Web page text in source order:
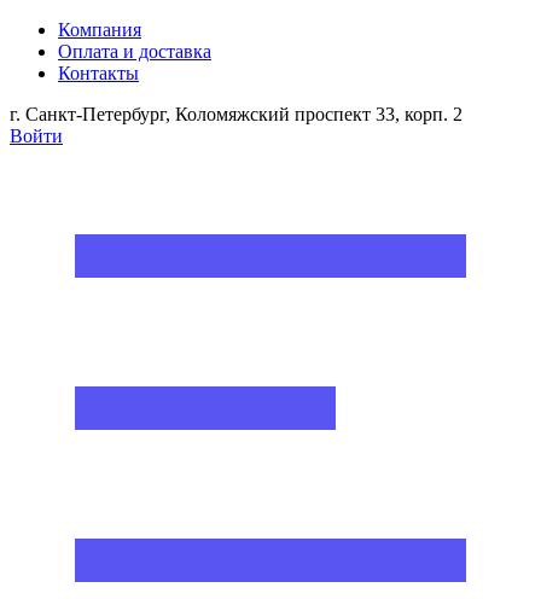
Компания
Оплата и доставка
Контакты
г. Санкт-Петербург, Коломяжский проспект 33, корп. 2
Войти